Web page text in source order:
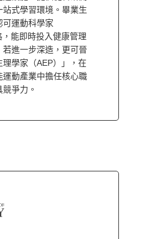
式學習環境。畢業生
可運動科學家
，能即時投入健康管理
進一步深造，更可晉
學家（AEP）」，在
動產業中擔任核心職
爭力。